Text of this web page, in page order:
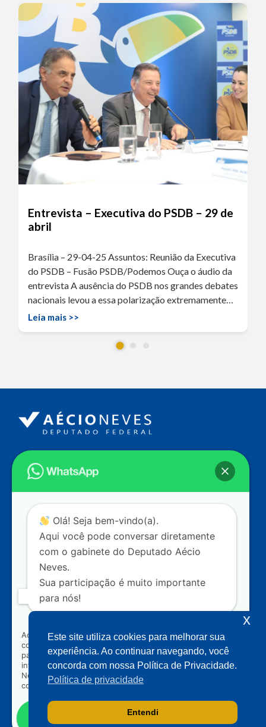
Entrevista – Executiva do PSDB – 29 de
abril
Brasília – 29-04-25 Assuntos: Reunião da Executiva
do PSDB – Fusão PSDB/Podemos Ouça o áudio da
entrevista A ausência do PSDB nos grandes debates
nacionais levou a essa polarização extremamente…
Leia mais >>
Endereço
Câmara dos Deputados
Ed. Principal, Ala C – Gabinete
Contato
dep.aecioneves@camara.leg.br
+55 (61) 3215-5964
+55 (31) 3261-0121
+55 (31) 97150-0834
Nossas redes
Acompanhe o meu mandato
Olá! Seja bem-vindo(a).
Aqui você pode conversar diretamente
com o gabinete do Deputado Aécio
Neves.
Sua participação é muito importante
para nós!
Ao clicar para iniciar o contato pelo WhatsApp, você
concorda que seus dados serão utilizados exclusivamente
para atendimento relacionado às demandas, sugestões ou
informações referentes ao mandato do Deputado Aécio
Neves. Seus dados serão tratados com sigilo e não serão
compartilhados com terceiros.
Falar com gabinete
Este site utiliza cookies para melhorar sua
experiência. Ao continuar navegando, você
concorda com nossa Política de Privacidade.
Política de privacidade
Entendi
x